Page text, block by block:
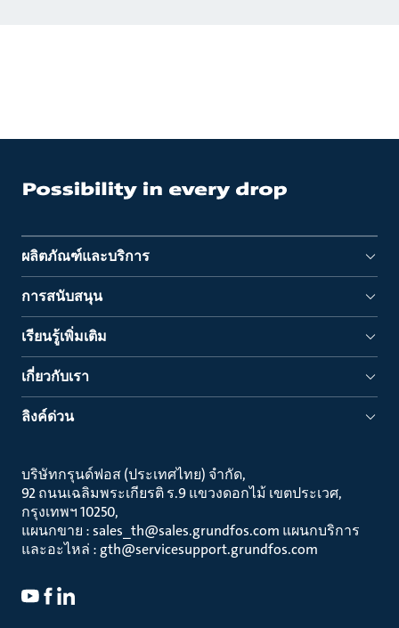
ผลิตภัณฑ์และบริการ
การสนับสนุน
เรียนรู้เพิ่มเติม
เกี่ยวกับเรา
ลิงค์ด่วน
บริษัทกรุนด์ฟอส (ประเทศไทย) จำกัด
92 ถนนเฉลิมพระเกียรติ ร.9 แขวงดอกไม้ เขตประเวศ
กรุงเทพฯ 10250
แผนกขาย : sales_th@sales.grundfos.com แผนกบริการ
และอะไหล่ : gth@servicesupport.grundfos.com